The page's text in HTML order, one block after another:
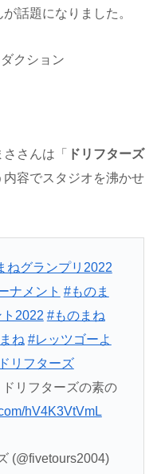
話題になりました。
さんは「
ドリフターズ
内容でスタジオを沸かせ
ねグランプリ2022
ナメント #ものま
2022 #ものまね
ね #レッツゴーよ
リフターズ
リフターズの素の
hV4K3VtVmL
(@fivetours2004)